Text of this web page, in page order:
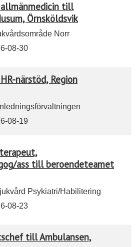
till
Örnsköldsvik
Norr
08-30
närstöd, Region
08-19
ass till beroendeteamet
Psykiatri/Habilitering
08-23
till Ambulansen,